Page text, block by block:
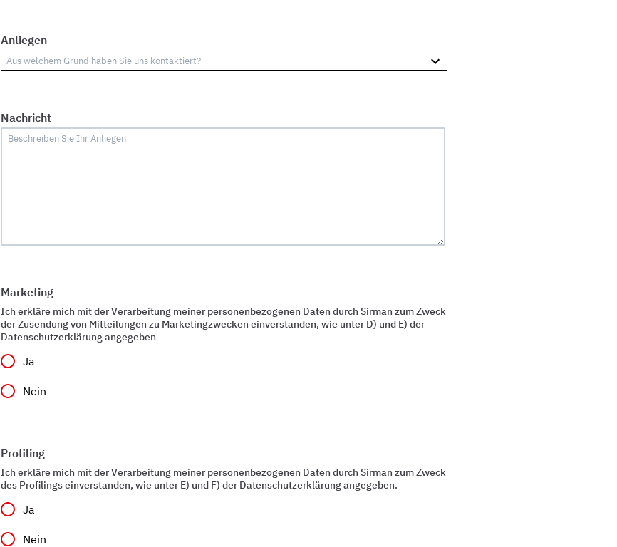
Anliegen
Nachricht
Marketing
Ich erkläre mich mit der Verarbeitung meiner personenbezogenen Daten durch Sirman zum Zweck
der Zusendung von Mitteilungen zu Marketingzwecken einverstanden, wie unter D) und E) der
Datenschutzerklärung angegeben
Ja
Nein
Profiling
Ich erkläre mich mit der Verarbeitung meiner personenbezogenen Daten durch Sirman zum Zweck
des Profilings einverstanden, wie unter E) und F) der Datenschutzerklärung angegeben.
Ja
Nein